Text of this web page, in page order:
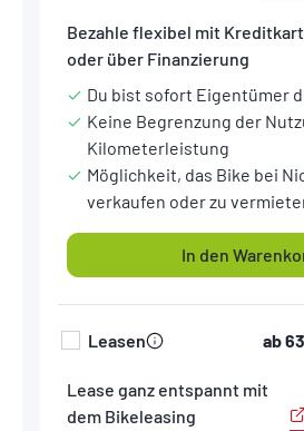
Bezahle flexibel mit
oder über Finanzierung
Du bist sofort Eigentümer
Keine Begrenzung der
Kilometerleistung
Möglichkeit, das Bike bei
verkaufen oder zu
In den
Leasen ab
Lease ganz entspannt mit
dem Bikeleasing